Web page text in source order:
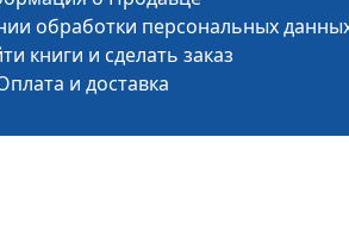
обработки персональных
книги и сделать заказ
и доставка